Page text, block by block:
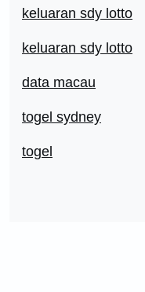
keluaran sdy lotto
keluaran sdy lotto
data macau
togel sydney
togel